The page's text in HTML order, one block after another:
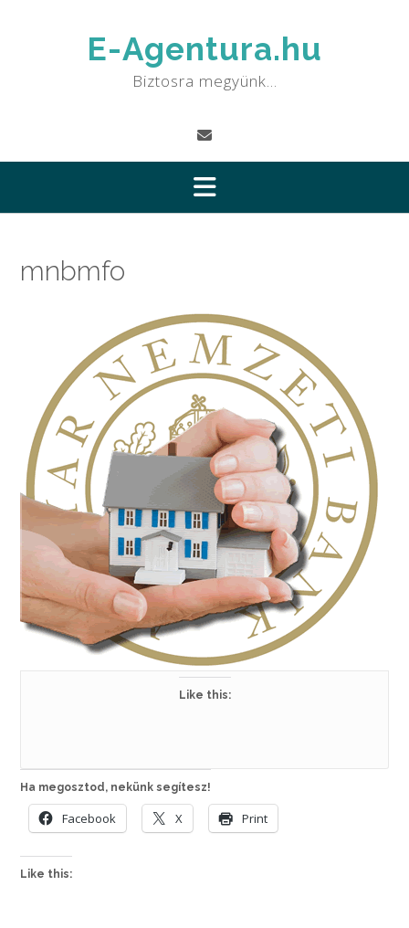
E-Agentura.hu
Biztosra megyünk…
mnbmfo
Like this:
Ha megosztod, nekünk segítesz!
Facebook X Print
Like this: